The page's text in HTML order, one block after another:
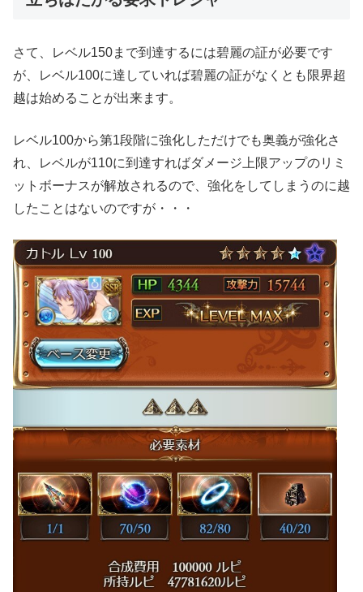
さて、レベル150まで到達するには碧麗の証が必要です
が、レベル100に達していれば碧麗の証がなくとも限界超
越は始めることが出来ます。
レベル100から第1段階に強化しただけでも奥義が強化さ
れ、レベルが110に到達すればダメージ上限アップのリミ
ットボーナスが解放されるので、強化をしてしまうのに越
したことはないのですが・・・